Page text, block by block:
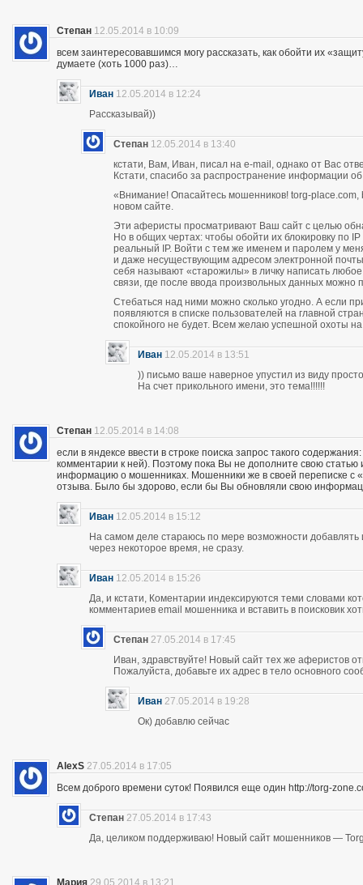
Степан 12.05.2014 в 10:09
всем заинтересовавшимся могу рассказать, как обойти их
думаете (хоть 1000 раз)…
Иван 12.05.2014 в 12:24
Рассказывай))
Степан 12.05.2014 в 13:40
кстати, Вам, Иван, писал на e-mail, однако от Вас
Кстати, спасибо за распространение информации
«Внимание! Опасайтесь мошенников! torg-place.com,
новом сайте.
Эти аферисты просматривают Ваш сайт с целью
Но в общих чертах: чтобы обойти их блокировку по
реальный IP. Войти с тем же именем и паролем у
и даже несуществующим адресом электронной
себя называют «старожилы» в личку написать
связи, где после ввода произвольных данных можно
Стебаться над ними можно сколько угодно. А если
появляются в списке пользователей на главной
спокойного не будет. Всем желаю успешной охоты
Иван 12.05.2014 в 13:51
)) письмо ваше наверное упустил из виду
На счет прикольного имени, это тема!!!!!!
Степан 12.05.2014 в 14:08
если в яндексе ввести в строке поиска запрос такого
комментарии к ней). Поэтому пока Вы не дополните свою
информацию о мошенниках. Мошенники же в своей переписке с
отзыва. Было бы здорово, если бы Вы обновляли свою
Иван 12.05.2014 в 15:12
На самом деле стараюсь по мере возможности
через некоторое время, не сразу.
Иван 12.05.2014 в 15:26
Да, и кстати, Коментарии индексируются теми словами
комментариев email мошенника и вставить в поисковик
Степан 27.05.2014 в 17:45
Иван, здравствуйте! Новый сайт тех же аферистов
Пожалуйста, добавьте их адрес в тело основного
Иван 27.05.2014 в 19:28
Ок) добавлю сейчас
AlexS 27.05.2014 в 17:05
Всем доброго времени суток! Появился еще один http://torg-
Степан 27.05.2014 в 17:43
Да, целиком поддерживаю! Новый сайт мошенников —
Мария 29.05.2014 в 13:21